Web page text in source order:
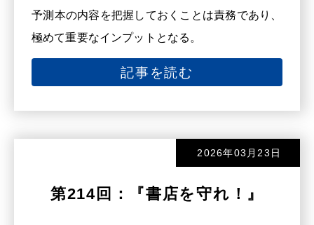
予測本の内容を把握しておくことは責務であり、
極めて重要なインプットとなる。
記事を読む
2026年03月23日
第214回：『書店を守れ！』